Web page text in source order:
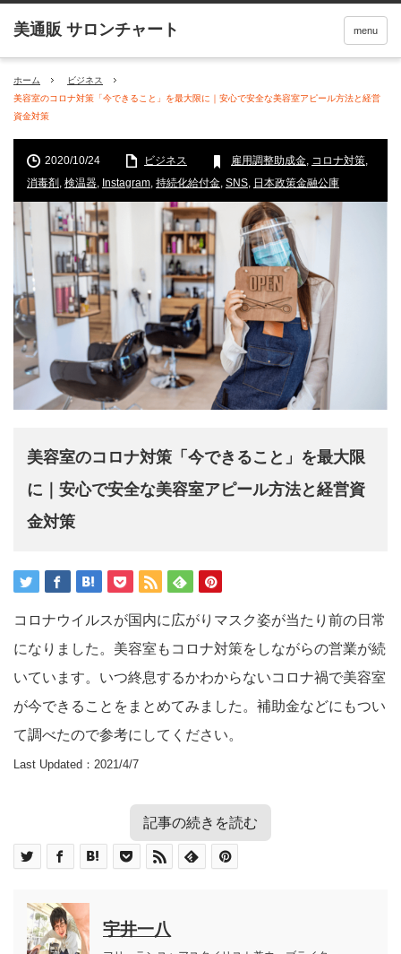
menu
ホーム
ビジネス
美容室のコロナ対策「今できること」を最大限に｜安心で安全な美容室アピール方法と経営
資金対策
2020/10/24 ビジネス 雇用調整助成金, コロナ対策,
消毒剤 , 検温器, Instagram, 持続化給付金, SNS, 日本政策金融公庫
美容室のコロナ対策「今できること」を最大限
に｜安心で安全な美容室アピール方法と経営資
金対策
コロナウイルスが国内に広がりマスク姿が当たり前の日常
になりました。美容室もコロナ対策をしながらの営業が続
いています。いつ終息するかわからないコロナ禍で美容室
が今できることをまとめてみました。補助金などにもつい
て調べたので参考にしてください。
Last Updated：2021/4/7
記事の続きを読む
目次
出入り口に消毒剤を置き検温を実施する
接触箇所の消毒
予約リスト、来客の見直し
withコロナ時代の経営資金対策
宇井一八